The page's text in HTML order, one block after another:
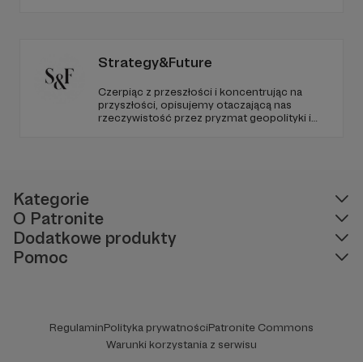
Strategy&Future
Czerpiąc z przeszłości i koncentrując na
przyszłości, opisujemy otaczającą nas
rzeczywistość przez pryzmat geopolityki i
Kategorie
O Patronite
Dodatkowe produkty
Pomoc
RegulaminPolityka prywatnościPatronite Commons
Warunki korzystania z serwisu